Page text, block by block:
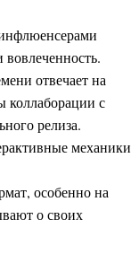
отвечает на
коллаборации с
релиза.
механики
особенно на
о своих